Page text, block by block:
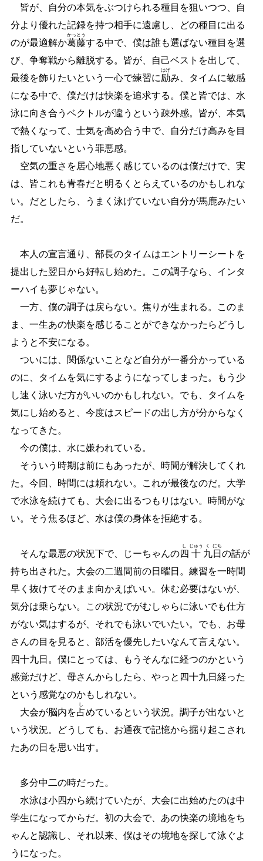
皆が、自分の本気をぶつけられる種目を狙いつつ、自
分より優れた記録を持つ相手に遠慮し、どの種目に出る
のが最適解か葛
かっ
藤
とう
する中で、僕は誰も選ばない種目を選
び、争奪戦から離脱する。皆が、自己ベストを出して、
最後を飾りたいという一心で練習に励
はげ
み、タイムに敏感
になる中で、僕だけは快楽を追求する。僕と皆では、水
泳に向き合うベクトルが違うという疎外感。皆が、本気
で熱くなって、士気を高め合う中で、自分だけ高みを目
指していないという罪悪感。
空気の重さを居心地悪く感じているのは僕だけで、実
は、皆これも青春だと明るくとらえているのかもしれな
い。だとしたら、うまく泳げていない自分が馬鹿みたい
だ。
本人の宣言通り、部長のタイムはエントリーシートを
提出した翌日から好転し始めた。この調子なら、インタ
ーハイも夢じゃない。
一方、僕の調子は戻らない。焦りが生まれる。このま
ま、一生あの快楽を感じることができなかったらどうし
ようと不安になる。
ついには、関係ないことなど自分が一番分かっている
のに、タイムを気にするようになってしまった。もう少
し速く泳いだ方がいいのかもしれない。でも、タイムを
気にし始めると、今度はスピードの出し方が分からなく
なってきた。
今の僕は、水に嫌われている。
そういう時期は前にもあったが、時間が解決してくれ
た。今回、時間には頼れない。これが最後なのだ。大学
で水泳を続けても、大会に出るつもりはない。時間がな
い。そう焦るほど、水は僕の身体を拒絶する。
そんな最悪の状況下で、じーちゃんの四
し
十
じゅう
九
く
日
にち
の話が
持ち出された。大会の二週間前の日曜日。練習を一時間
早く抜けてそのまま向かえばいい。休む必要はないが、
気分は乗らない。この状況でがむしゃらに泳いでも仕方
がない気はするが、それでも泳いでいたい。でも、お母
さんの目を見ると、部活を優先したいなんて言えない。
四十九日。僕にとっては、もうそんなに経つのかという
感覚だけど、母さんからしたら、やっと四十九日経った
という感覚なのかもしれない。
大会が脳内を占
し
めているという状況。調子が出ないと
いう状況。どうしても、お通夜で記憶から掘り起こされ
たあの日を思い出す。
多分中二の時だった。
水泳は小四から続けていたが、大会に出始めたのは中
学生になってからだ。初の大会で、あの快楽の境地をち
ゃんと認識し、それ以来、僕はその境地を探して泳ぐよ
うになった。